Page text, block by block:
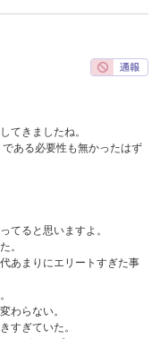
てきましたね。
ある必要性も無かったはず
てると思いますよ。
。
あまりにエリートすぎた事
わらない。
すぎていた。